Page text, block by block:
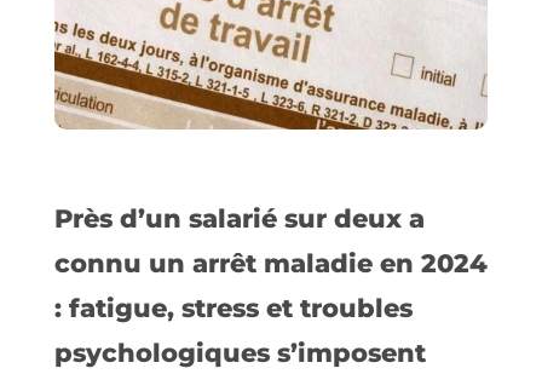
Près d’un salarié sur deux a
connu un arrêt maladie en 2024
: fatigue, stress et troubles
psychologiques s’imposent